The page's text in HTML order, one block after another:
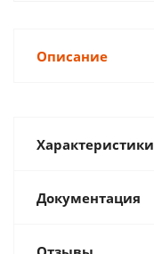
Описание
Характеристики
Документация